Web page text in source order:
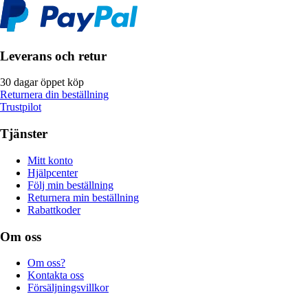
Leverans och retur
30 dagar öppet köp
Returnera din beställning
Trustpilot
Tjänster
Mitt konto
Hjälpcenter
Följ min beställning
Returnera min beställning
Rabattkoder
Om oss
Om oss?
Kontakta oss
Försäljningsvillkor